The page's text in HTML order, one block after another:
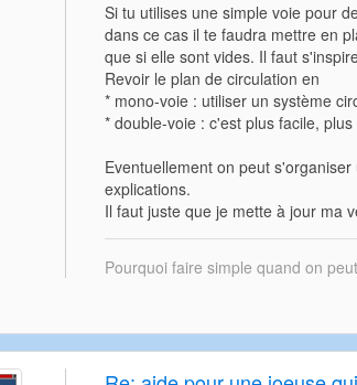
Si tu utilises une simple voie pour
dans ce cas il te faudra mettre en
que si elle sont vides. Il faut
Revoir le plan de circulation en
* mono-voie : utiliser un système
* double-voie : c'est plus facile,
Eventuellement on peut
explications.
Il faut juste que je mette à jour ma
Pourquoi faire simple quand on